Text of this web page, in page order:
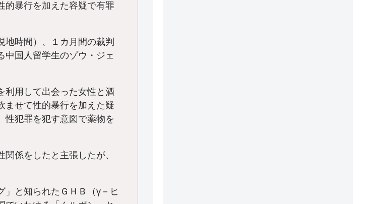
的暴行を加えた容疑で有罪
地時間）、１カ月間の裁判
中国人留学生のゾウ・ジェ
利用して出会った女性と酒
ませて性的暴行を加えた疑
性犯罪を犯す意図で薬物を
係をしたと主張したが、
と知られたＧＨＢ（γ－ヒ